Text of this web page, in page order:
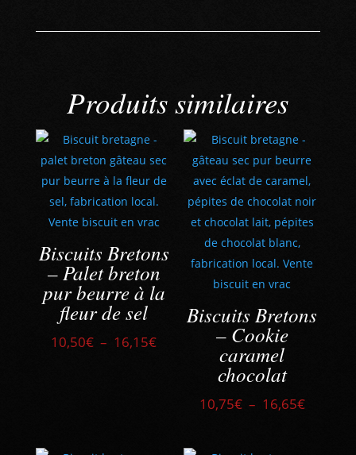
Produits similaires
Biscuits Bretons
– Palet breton
pur beurre à la
fleur de sel
10,50€ – 16,15€Plage
16,15€
Biscuits Bretons
– Cookie
caramel
chocolat
10,75€ – 16,65€Plage